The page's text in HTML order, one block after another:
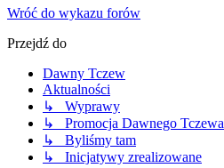
Wróć do wykazu forów
Przejdź do
Dawny Tczew
Aktualności
↳ Wyprawy
↳ Promocja Dawnego Tczewa
↳ Byliśmy tam
↳ Inicjatywy zrealizowane